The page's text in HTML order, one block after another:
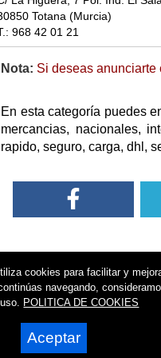
Totana (Murcia)
968 42 01 21
Nota: Si deseas anunciarte
En esta categoría puedes
mercancias, nacionales,
rapido, seguro, carga, dhl,
cookies para facilitar y
navegando,
POLITICA DE COOKIES
Aceptar